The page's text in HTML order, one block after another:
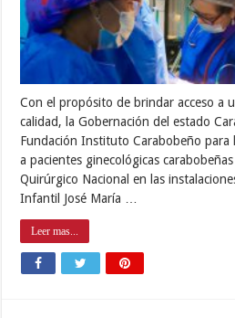
Con el propósito de brindar acceso a
calidad, la Gobernación del estado
Fundación Instituto Carabobeño para
a pacientes ginecológicas
Quirúrgico Nacional en las
Infantil José María …
Leer mas...